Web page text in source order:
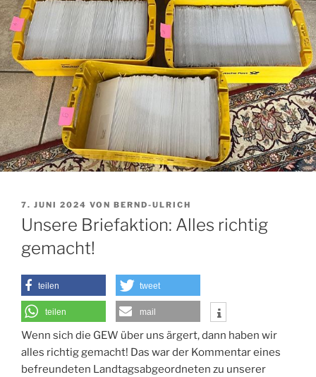
VERÖFFENTLICHT
AM
7. JUNI 2024 VON BERND-ULRICH
Unsere Briefaktion: Alles richtig
gemacht!
teilen tweet
teilen mail
Wenn sich die GEW über uns ärgert, dann haben wir
alles richtig gemacht! Das war der Kommentar eines
befreundeten Landtagsabgeordneten zu unserer